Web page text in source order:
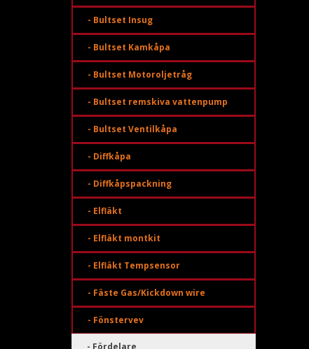
- Bultset Insug
- Bultset Kamkåpa
- Bultset Motoroljetråg
- Bultset remskiva vattenpump
- Bultset Ventilkåpa
- Diffkåpa
- Diffkåpspackning
- Elfläkt
- Elfläkt montkit
- Elfläkt Tempsensor
- Fäste Gas/Kickdown wire
- Fönstervev
- Fördelare